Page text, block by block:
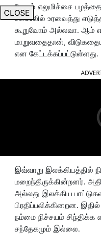
CLOSE
மேலும் எலுமிச்சை பழத்தை
வெயிலில் உரவைத்து
கூறுவோம் அல்லவா. ஆம்
மாறுவதைதான்,
என கேட்டக்கப்பட்டுள்ளது.
இவ்வாறு இலக்கியத்தில்
மறைந்திருக்கின்றனர்.
அல்லது இலக்கிய
பிரதிப்பலிக்கினறன.
நம்மை நிச்சயம்
சந்தேகமும் இல்லை.